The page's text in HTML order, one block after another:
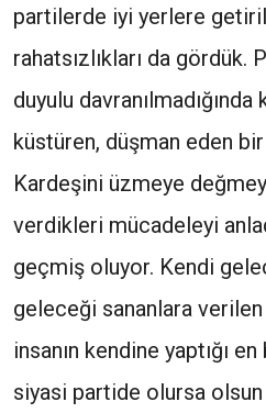
partilerde iyi yerlere
rahatsızlıkları da
duyulu
küstüren, düşman eden
Kardeşini üzmeye
verdikleri mücadeleyi
geçmiş oluyor. Kendi
geleceği sananlara
insanın kendine yaptığı
siyasi partide olursa